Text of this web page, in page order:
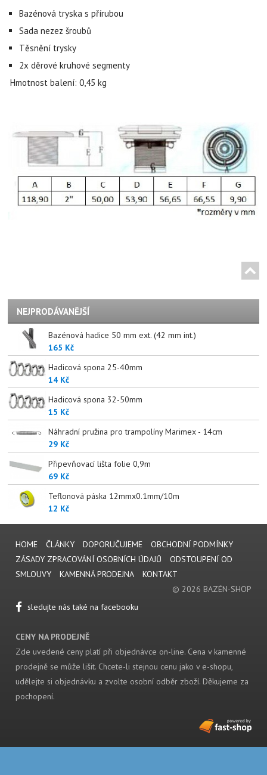
Bazénová tryska s přírubou
Sada nezez šroubů
Těsnění trysky
2x děrové kruhové segmenty
Hmotnost balení: 0,45 kg
NEJPRODÁVANĚJŠÍ
Bazénová hadice 50 mm ext. (42 mm int.)
165 Kč
Hadicová spona 25-40mm
14 Kč
Hadicová spona 32-50mm
15 Kč
Náhradní pružina pro trampolíny Marimex - 14cm
29 Kč
Připevňovací lišta folie 0,9m
69 Kč
Teflonová páska 12mmx0.1mm/10m
12 Kč
HOME ČLÁNKY DOPORUČUJEME
OBCHODNÍ PODMÍNKY
ZÁSADY ZPRACOVÁNÍ OSOBNÍCH ÚDAJŮ
ODSTOUPENÍ OD
SMLOUVY
KAMENNÁ PRODEJNA
KONTAKT
© 2026 BAZÉN-SHOP
sledujte nás také na facebooku
CENY NA PRODEJNĚ
Zde uvedené ceny platí při objednávce on-line. Cena v kamenné
prodejně se může lišit. Chcete-li stejnou cenu jako v e-shopu,
udělejte si objednávku a zvolte osobní odběr zboží. Děkujeme za
pochopení.